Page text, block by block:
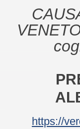
https://